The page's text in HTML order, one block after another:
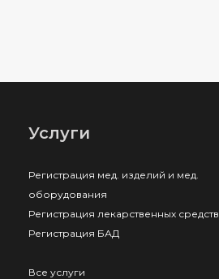
Услуги
Регистрация мед. изделий и мед.
оборудования
Регистрация лекарственных средств
Регистрация БАД
Все услуги